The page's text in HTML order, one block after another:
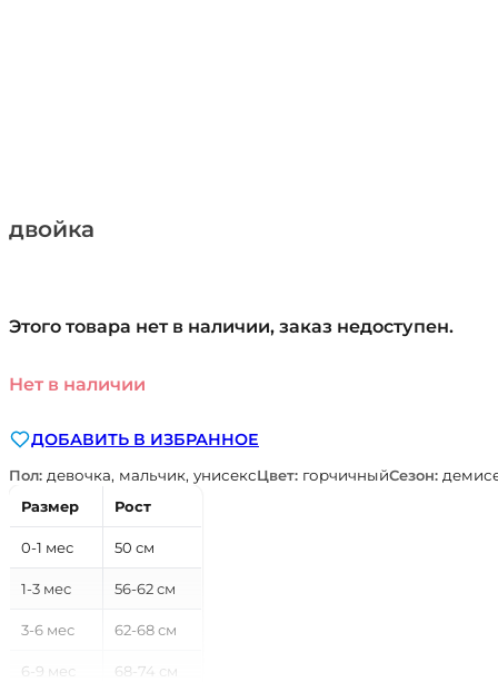
двойка
Этого товара нет в наличии, заказ недоступен.
Нет в наличии
ДОБАВИТЬ В ИЗБРАННОЕ
Пол: девочка, мальчик, унисексЦвет: горчичныйСезон:
Размер
Рост
0-1 мес 50 см
1-3 мес 56-62 см
3-6 мес 62-68 см
6-9 мес 68-74 см